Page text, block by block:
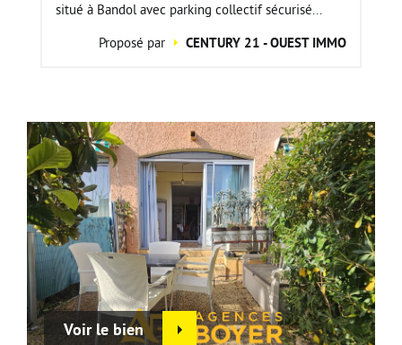
situé à Bandol avec parking collectif sécurisé...
Proposé par
CENTURY 21 - OUEST IMMO
Voir le bien